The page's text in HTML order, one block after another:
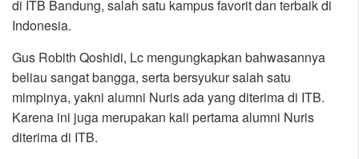
di ITB Bandung, salah satu kampus favorit dan terbaik di
Indonesia.
Gus Robith Qoshidi, Lc mengungkapkan bahwasannya
beliau sangat bangga, serta bersyukur salah satu
mimpinya, yakni alumni Nuris ada yang diterima di ITB.
Karena ini juga merupakan kali pertama alumni Nuris
diterima di ITB.